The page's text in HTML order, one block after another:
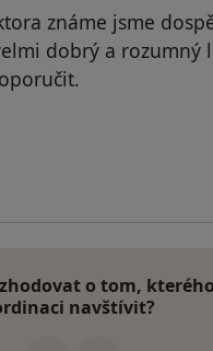
známe jsme
dobrý a rozumný
o tom,
navštívit?